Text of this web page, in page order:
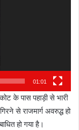
01:01
के पास पहाड़ी से भारी
से राजमार्ग अवरुद्ध हो
हो गया है।